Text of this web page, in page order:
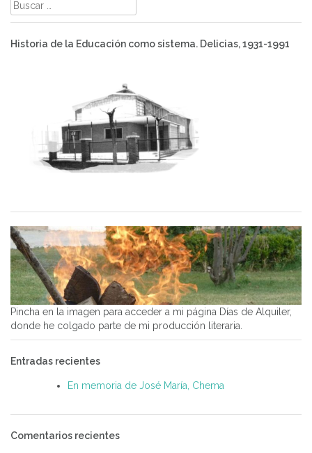
Historia de la Educación como sistema. Delicias, 1931-1991
Pincha en la imagen para acceder a mi página Días de Alquiler,
donde he colgado parte de mi producción literaria.
Entradas recientes
En memoria de José María, Chema
Comentarios recientes